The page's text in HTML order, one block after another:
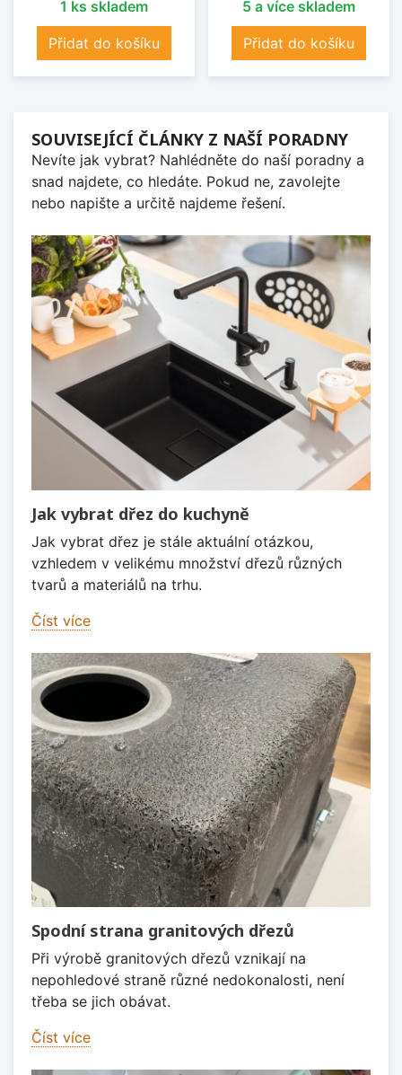
1 ks skladem
Přidat do košíku
5 a více skladem
Přidat do košíku
SOUVISEJÍCÍ ČLÁNKY Z NAŠÍ PORADNY
Nevíte jak vybrat? Nahlédněte do naší poradny a
snad najdete, co hledáte. Pokud ne, zavolejte
nebo napište a určitě najdeme řešení.
Jak vybrat dřez do kuchyně
Jak vybrat dřez je stále aktuální otázkou,
vzhledem v velikému množství dřezů různých
tvarů a materiálů na trhu.
Číst více
Spodní strana granitových dřezů
Při výrobě granitových dřezů vznikají na
nepohledové straně různé nedokonalosti, není
třeba se jich obávat.
Číst více